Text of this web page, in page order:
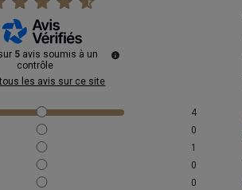
5 avis soumis à un
contrôle
les avis sur ce site
4
0
1
0
0